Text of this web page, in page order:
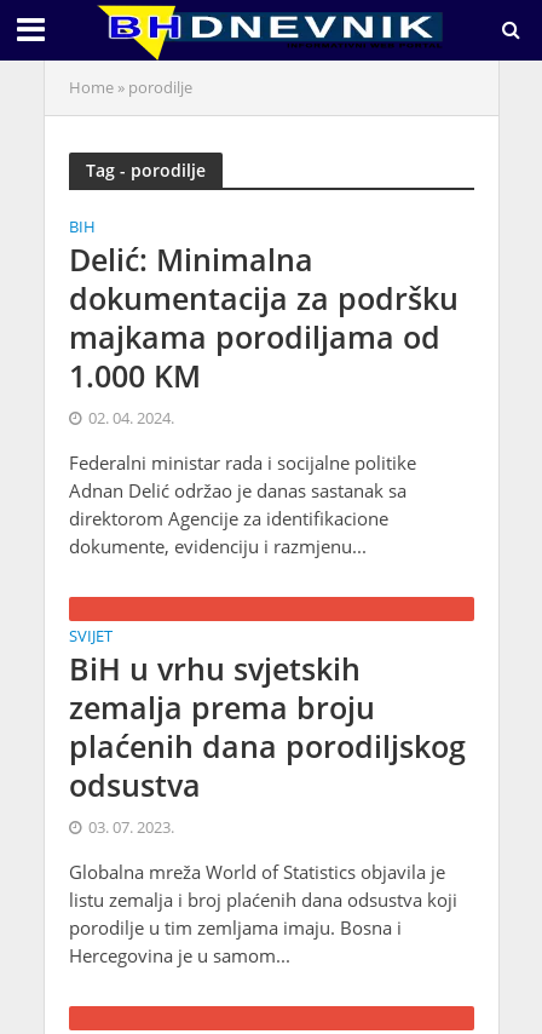
Home» porodilje
Tag - porodilje
BIH
Delić: Minimalna
dokumentacija za podršku
majkama porodiljama od
1.000 KM
02. 04. 2024.
Federalni ministar rada i socijalne politike
Adnan Delić održao je danas sastanak sa
direktorom Agencije za identifikacione
dokumente, evidenciju i razmjenu...
SVIJET
BiH u vrhu svjetskih
zemalja prema broju
plaćenih dana porodiljskog
odsustva
03. 07. 2023.
Globalna mreža World of Statistics objavila je
listu zemalja i broj plaćenih dana odsustva koji
porodilje u tim zemljama imaju. Bosna i
Hercegovina je u samom...